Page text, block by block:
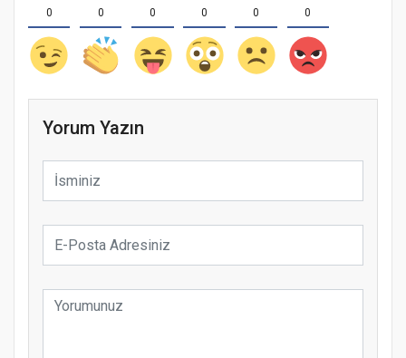
0 0 0 0 0 0
Yorum Yazın